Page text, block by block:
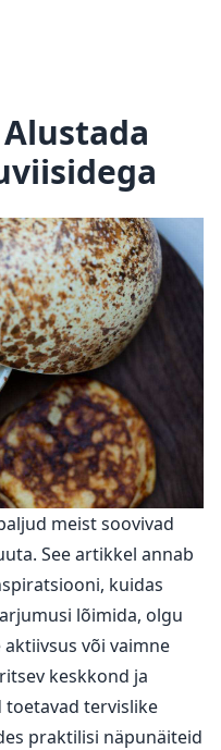
meist soovivad
See artikkel annab
kuidas
lõimida, olgu
või vaimne
keskkond ja
toetavad tervislike
praktilisi näpunäiteid